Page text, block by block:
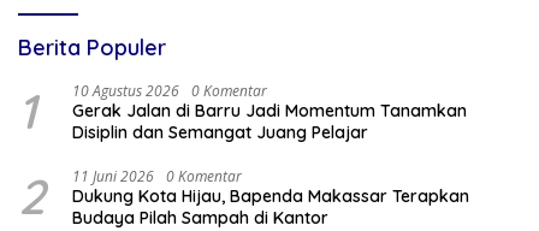
Berita Populer
1 10 Agustus 2026 0 Komentar
Gerak Jalan di Barru Jadi Momentum Tanamkan
Disiplin dan Semangat Juang Pelajar
2 11 Juni 2026 0 Komentar
Dukung Kota Hijau, Bapenda Makassar Terapkan
Budaya Pilah Sampah di Kantor